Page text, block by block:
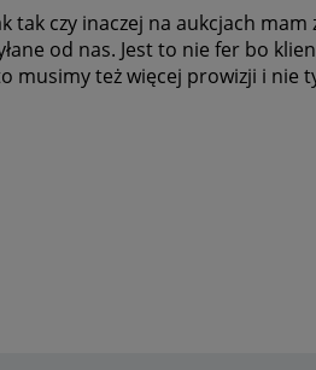
czy inaczej na aukcjach mam
od nas. Jest to nie fer bo
musimy też więcej prowizji i nie